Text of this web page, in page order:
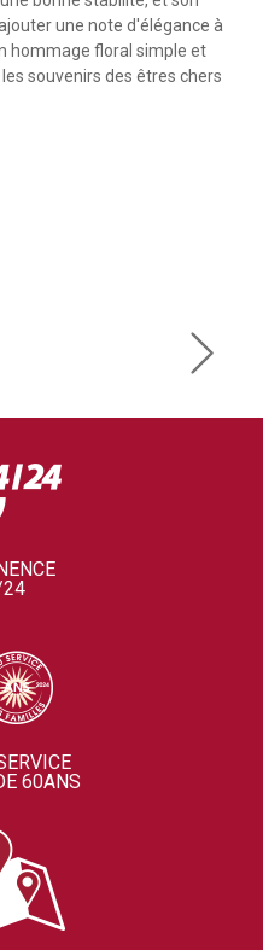
une note d'élégance à
hommage floral simple et
souvenirs des êtres chers
60ANS